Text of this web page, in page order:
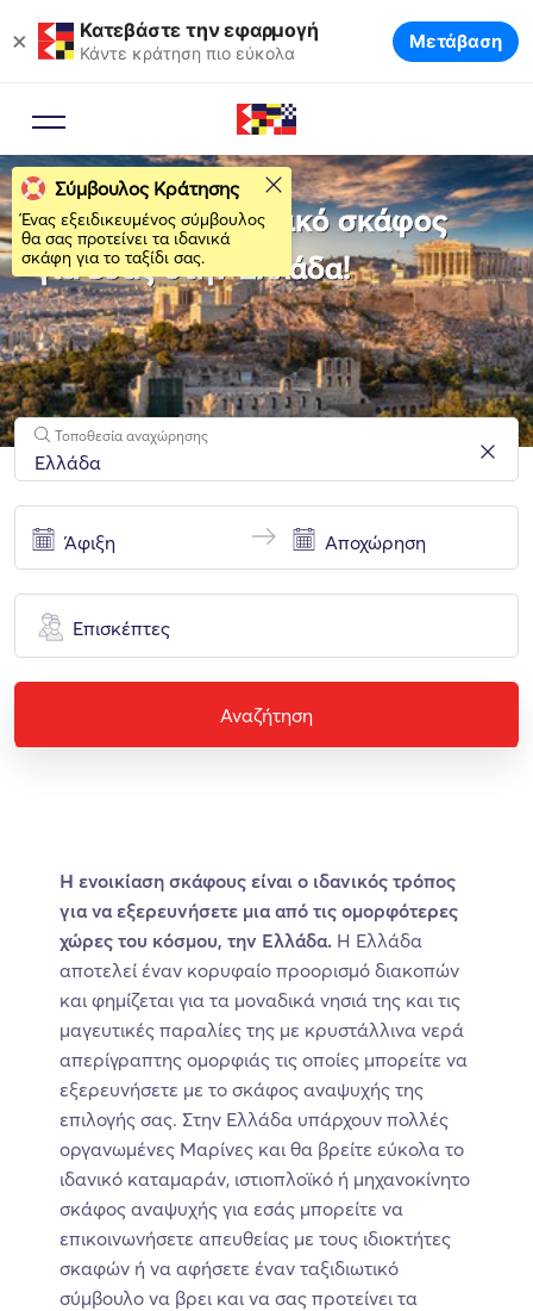
× Κατεβάστε την εφαρμογή
Κάντε κράτηση πιο εύκολα Μετάβαση
Νοικιάστε το ιδανικό σκάφος
για εσάς στην Ελλάδα!
Τοποθεσία αναχώρησης
Επισκέπτες
Αναζήτηση
Η ενοικίαση σκάφους είναι ο ιδανικός τρόπος
για να εξερευνήσετε μια από τις ομορφότερες
χώρες του κόσμου, την Ελλάδα. Η Ελλάδα
αποτελεί έναν κορυφαίο προορισμό διακοπών
και φημίζεται για τα μοναδικά νησιά της και τις
μαγευτικές παραλίες της με κρυστάλλινα νερά
απερίγραπτης ομορφιάς τις οποίες μπορείτε να
εξερευνήσετε με το σκάφος αναψυχής της
επιλογής σας. Στην Ελλάδα υπάρχουν πολλές
οργανωμένες Μαρίνες και θα βρείτε εύκολα το
ιδανικό καταμαράν, ιστιοπλοϊκό ή μηχανοκίνητο
σκάφος αναψυχής για εσάς μπορείτε να
επικοινωνήσετε απευθείας με τους ιδιοκτήτες
σκαφών ή να αφήσετε έναν ταξιδιωτικό
σύμβουλο να βρει και να σας προτείνει τα
Σύμβουλος Κράτησης
Ένας εξειδικευμένος σύμβουλος
θα σας προτείνει τα ιδανικά
σκάφη για το ταξίδι σας.